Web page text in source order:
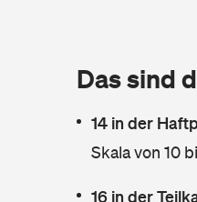
Das sind
14 in der
Skala von 10
16 in der